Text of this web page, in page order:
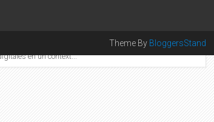
DE PERIODISTAS DEL PERÚ PRESENTA TALLER
PODCASTS EN ALIANZA CON INTEL Iniciativa fortalece
en un context...
Theme By BloggersStand